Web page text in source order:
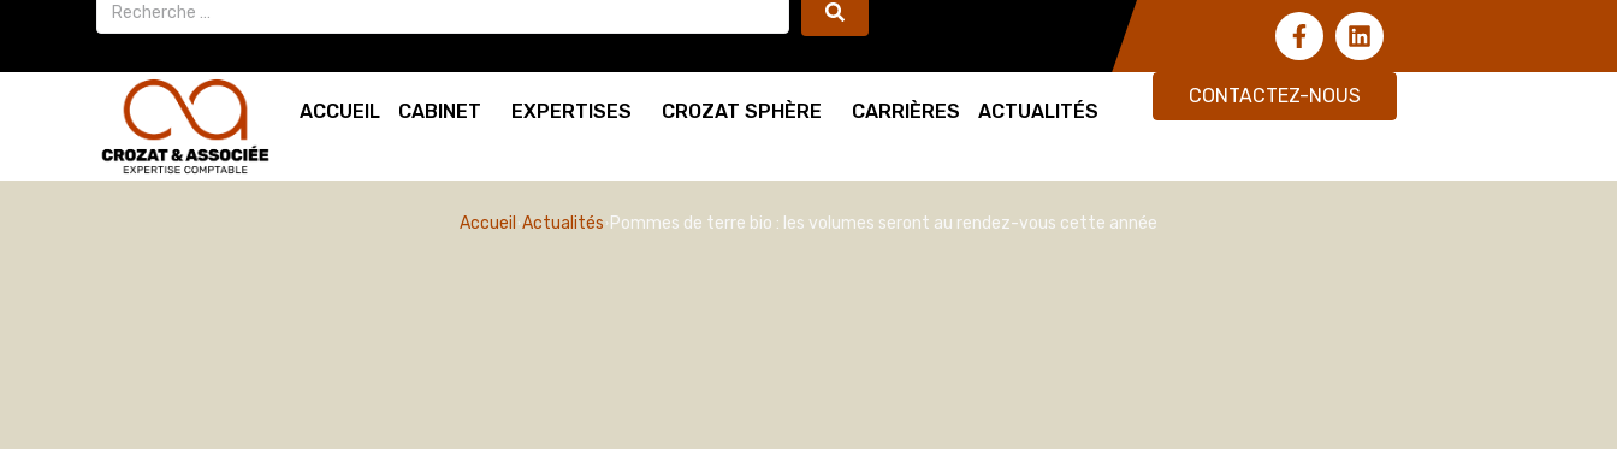
ACCUEIL CABINET EXPERTISES CROZAT SPHÈRE CARRIÈRES ACTUALITÉS
CONTACTEZ-NOUS
Accueil Actualités Pommes de terre bio : les volumes seront au rendez-vous cette année